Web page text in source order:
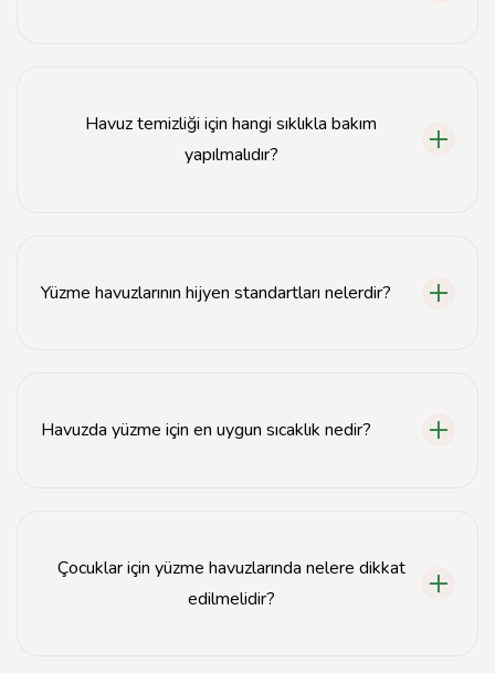
Havuz temizliği için hangi sıklıkla bakım
yapılmalıdır?
Yüzme havuzlarının hijyen standartları nelerdir?
Havuzda yüzme için en uygun sıcaklık nedir?
Çocuklar için yüzme havuzlarında nelere dikkat
edilmelidir?